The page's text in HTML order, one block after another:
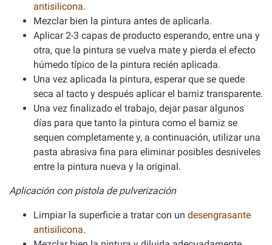
antisilicona.
Mezclar bien la pintura antes de aplicarla.
Aplicar 2-3 capas de producto esperando, entre una y
otra, que la pintura se vuelva mate y pierda el efecto
húmedo típico de la pintura recién aplicada.
Una vez aplicada la pintura, esperar que se quede
seca al tacto y después aplicar el barniz transparente.
Una vez finalizado el trabajo, dejar pasar algunos
días para que tanto la pintura como el barniz se
sequen completamente y, a continuación, utilizar una
pasta abrasiva fina para eliminar posibles desniveles
entre la pintura nueva y la original.
Aplicación con pistola de pulverización
Limpiar la superficie a tratar con un desengrasante
antisilicona.